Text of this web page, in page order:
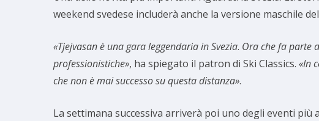
weekend svedese includerà anche la versione maschile
«Tjejvasan è una gara leggendaria in Svezia. Ora che fa parte
professionistiche», ha spiegato il patron di Ski Classics. «In
che non è mai successo su questa distanza».
La settimana successiva arriverà poi uno degli eventi più